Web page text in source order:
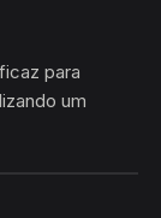
para
um